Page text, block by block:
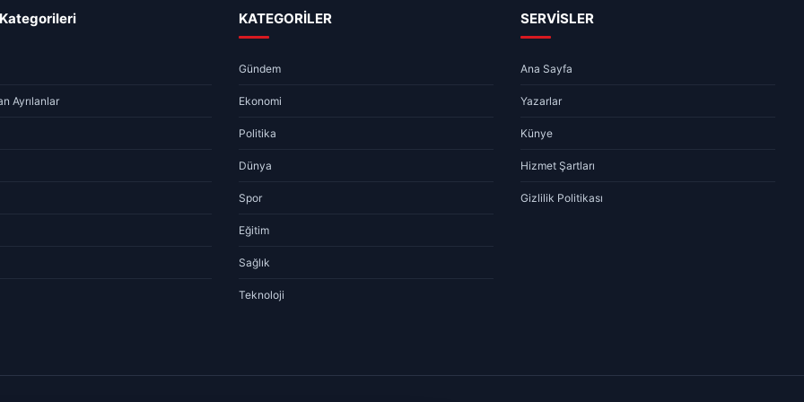
Ayrılanlar
KATEGORİLER
Gündem
Ekonomi
Politika
Dünya
Spor
Eğitim
Sağlık
Teknoloji
SERVİSLER
Ana Sayfa
Yazarlar
Künye
Hizmet Şartları
Gizlilik Politikası